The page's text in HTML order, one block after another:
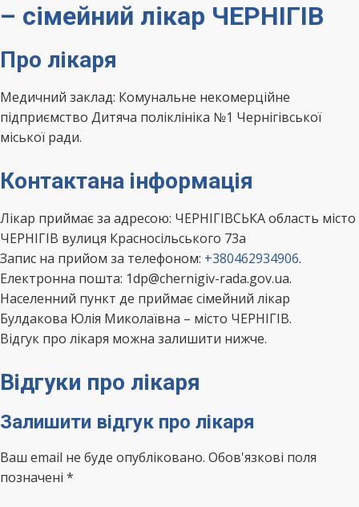
– сімейний лікар ЧЕРНІГІВ
Про лікаря
Медичний заклад: Комунальне некомерційне
підприємство Дитяча поліклініка №1 Чернігівської
міської ради.
Контактана інформація
Лікар приймає за адресою: ЧЕРНІГІВСЬКА область місто
ЧЕРНІГІВ вулиця Красносільського 73а
Запис на прийом за телефоном: +380462934906.
Електронна пошта: 1dp@chernigiv-rada.gov.ua.
Населенний пункт де приймає сімейний лікар
Булдакова Юлія Миколаївна – місто ЧЕРНІГІВ.
Відгук про лікаря можна залишити нижче.
Відгуки про лікаря
Залишити відгук про лікаря
Ваш email не буде опубліковано. Обов'язкові поля
позначені *